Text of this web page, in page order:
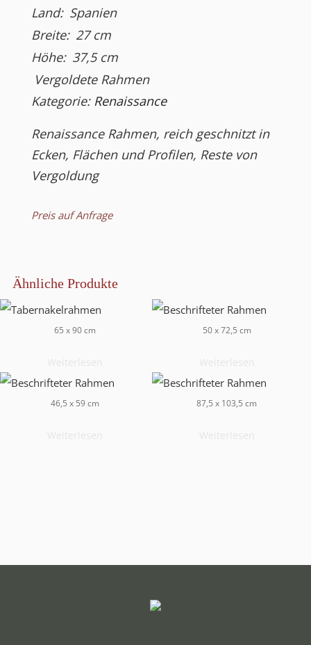
Land: Spanien
Breite: 27cm
Höhe: 37,5cm
Vergoldete Rahmen
Kategorie: Renaissance
Renaissance Rahmen, reich geschnitzt in
Ecken, Flächen und Profilen, Reste von
Vergoldung
Preis auf Anfrage
Ähnliche Produkte
65 x 90 cm 50 x 72,5 cm
46,5 x 59 cm 87,5 x 103,5 cm